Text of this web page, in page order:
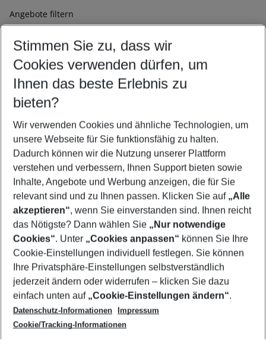
Angebote filtern
Ändern Sie Ihre Kriterien nach Ihren Wünschen
Abflughafen wählen
Beliebiger Abflughafen
Reisezeitraum wählen
11.08.26– 09.08.27 5-8 Nächte
2 Erwachsene Keine Kinder
Mehr Filter anzeigen
Footer
Footer navigation
Über uns
AGB
Cookie-Einstellungen ändern
Cookie-Richtlinie
Datenschutz
Service & Hilfe
Barrierefreies Reisen
Check-in
Folgen Sie uns
Stimmen Sie zu, dass wir
Cookies verwenden dürfen, um
Ihnen das beste Erlebnis zu
bieten?
Wir verwenden Cookies und ähnliche Technologien, um
unsere Webseite für Sie funktionsfähig zu halten.
Dadurch können wir die Nutzung unserer Plattform
verstehen und verbessern, Ihnen Support bieten sowie
Inhalte, Angebote und Werbung anzeigen, die für Sie
relevant sind und zu Ihnen passen. Klicken Sie auf „Alle
akzeptieren“, wenn Sie einverstanden sind. Ihnen reicht
das Nötigste? Dann wählen Sie „Nur notwendige
Cookies“. Unter „Cookies anpassen“ können Sie Ihre
Cookie-Einstellungen individuell festlegen. Sie können
Ihre Privatsphäre-Einstellungen selbstverständlich
jederzeit ändern oder widerrufen – klicken Sie dazu
einfach unten auf „Cookie-Einstellungen ändern“.
Datenschutz-Informationen
Impressum
Cookie/Tracking-Informationen